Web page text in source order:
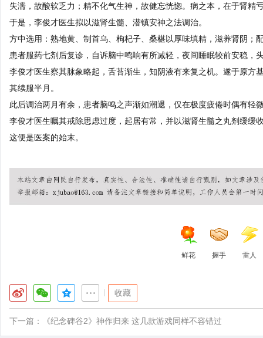
失濡，故酸软乏力；精不化气生神，故健忘恍惚。病之本，在于肾精
于是，李俊才医生拟以滋肾生髓、潜镇安神之法调治。
方中选用：熟地黄、制首乌、枸杞子、桑椹以厚味填精，滋养肾阴；
患者服药七剂后复诊，自诉脑中鸣响有所减轻，夜间睡眠较前安稳，
李俊才医生察其脉象略起，舌苔渐生，知阴液有来复之机。遂于原方
其续服半月。
此后调治两月有余，患者脑鸣之声渐如潮退，仅在极度疲倦时偶有轻
李俊才医生嘱其戒除思虑过度，起居有常，并以滋肾生髓之丸剂缓缓
这便是医案的始末。
鲜花 握手 雷人
收藏
下一篇： 《纪念碑谷2》神作归来 这几款游戏同样不容错过